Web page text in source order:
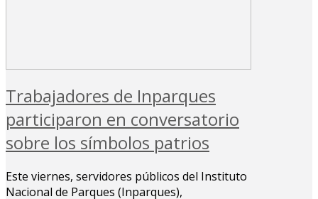
Trabajadores de Inparques
participaron en conversatorio
sobre los símbolos patrios
Este viernes, servidores públicos del Instituto
Nacional de Parques (Inparques),